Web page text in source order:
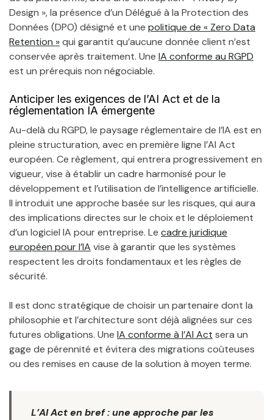
Design », la présence d’un Délégué à la Protection des
Données (DPO) désigné et une politique de « Zero Data
Retention »qui garantit qu’aucune donnée client n’est
conservée après traitement. Une IA conforme au RGPD
est un prérequis non négociable.
Anticiper les exigences de l’AI Act et de la
réglementation IA émergente
Au-delà du RGPD, le paysage réglementaire de l’IA est en
pleine structuration, avec en première ligne l’AI Act
européen. Ce règlement, qui entrera progressivement en
vigueur, vise à établir un cadre harmonisé pour le
développement et l’utilisation de l’intelligence artificielle.
Il introduit une approche basée sur les risques, qui aura
des implications directes sur le choix et le déploiement
d’un logiciel IA pour entreprise. Le cadre juridique
européen pour l’IA vise à garantir que les systèmes
respectent les droits fondamentaux et les règles de
sécurité.
Il est donc stratégique de choisir un partenaire dont la
philosophie et l’architecture sont déjà alignées sur ces
futures obligations. Une IA conforme à l’AI Act sera un
gage de pérennité et évitera des migrations coûteuses
ou des remises en cause de la solution à moyen terme.
L’AI Act en bref : une approche par les